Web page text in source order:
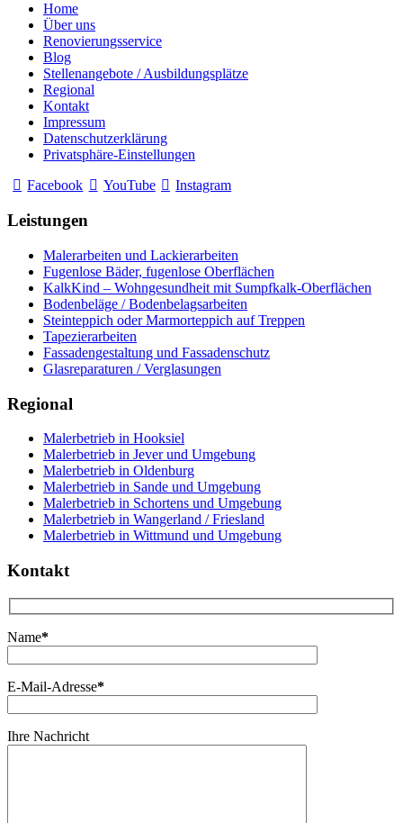
Home
Über uns
Renovierungsservice
Blog
Stellenangebote / Ausbildungsplätze
Regional
Kontakt
Impressum
Datenschutzerklärung
Privatsphäre-Einstellungen
Facebook
YouTube Instagram
Leistungen
Malerarbeiten und Lackierarbeiten
Fugenlose Bäder, fugenlose Oberflächen
KalkKind – Wohngesundheit mit Sumpfkalk-Oberflächen
Bodenbeläge / Bodenbelagsarbeiten
Steinteppich oder Marmorteppich auf Treppen
Tapezierarbeiten
Fassadengestaltung und Fassadenschutz
Glasreparaturen / Verglasungen
Regional
Malerbetrieb in Hooksiel
Malerbetrieb in Jever und Umgebung
Malerbetrieb in Oldenburg
Malerbetrieb in Sande und Umgebung
Malerbetrieb in Schortens und Umgebung
Malerbetrieb in Wangerland / Friesland
Malerbetrieb in Wittmund und Umgebung
Kontakt
Name*
E-Mail-Adresse*
Ihre Nachricht